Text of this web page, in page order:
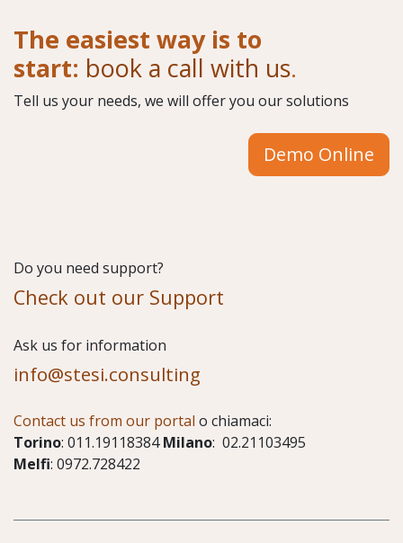
The easiest way is to
start: book a call with us.
Tell us your needs, we will offer you our solutions
Demo Online
Do you need support?
Check out our Support
​Ask us for information
info@stesi.consulting
Contact us from our portal o chiamaci:
Torino: 011.19118384Milano: 02.21103495
Melfi: 0972.728422